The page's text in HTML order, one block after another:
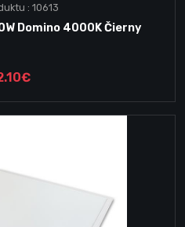
: 10613
Domino 4000K Čierny